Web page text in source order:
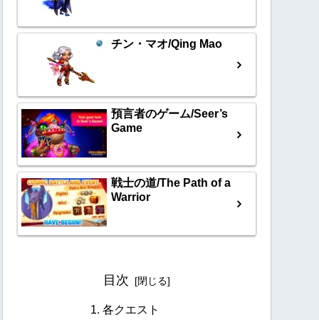
チン・マオ/Qing Mao
預言者のゲーム/Seer’s
Game
戦士の道/The Path of a
Warrior
目次
各クエスト